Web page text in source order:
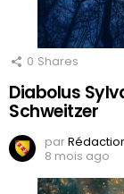
0 Shares
Diabolus
Schweitzer
par
8 mois ago